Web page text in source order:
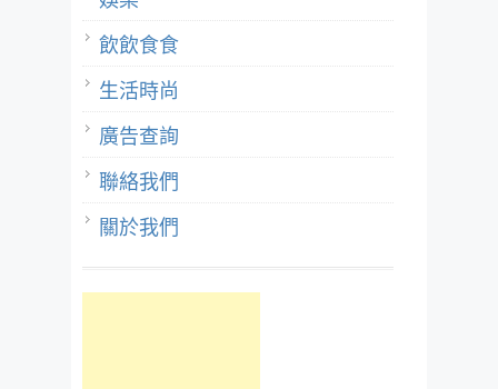
飲飲食食
生活時尚
廣告查詢
聯絡我們
關於我們